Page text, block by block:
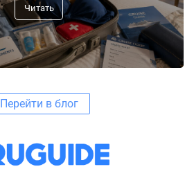
Читать
Перейти в блог